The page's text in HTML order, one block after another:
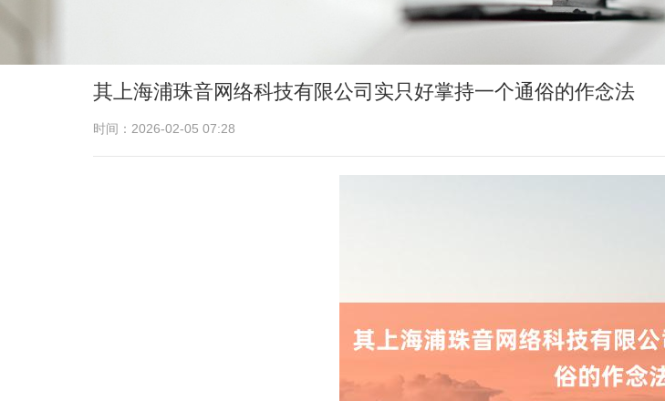
其上海浦珠音网络科技有限公司实只好掌持一个通俗的作念法
时间：2026-02-05 07:28